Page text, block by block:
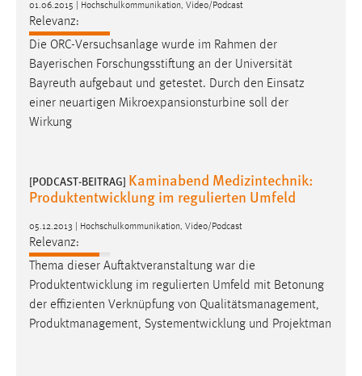
01.06.2015 | Hochschulkommunikation, Video/Podcast
Relevanz:
Die ORC-Versuchsanlage wurde im Rahmen der
Bayerischen Forschungsstiftung an der Universität
Bayreuth aufgebaut und getestet. Durch den Einsatz
einer neuartigen Mikroexpansionsturbine soll der
Wirkung
[PODCAST-BEITRAG] Kaminabend Medizintechnik:
Produktentwicklung im regulierten Umfeld
05.12.2013 | Hochschulkommunikation, Video/Podcast
Relevanz:
Thema dieser Auftaktveranstaltung war die
Produktentwicklung im regulierten Umfeld mit Betonung
der effizienten Verknüpfung von Qualitätsmanagement,
Produktmanagement, Systementwicklung und Projektman
Zweck:
Conversion-Tracking
Cookie Laufzeit:
3 Monate
Facebook Pixel
_fbp
Anbieter:
Facebook
Zweck:
Conversion-Tracking
Cookie Laufzeit:
3 Monate